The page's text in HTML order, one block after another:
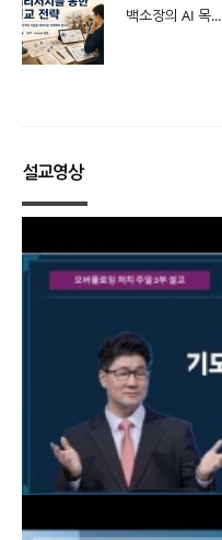
백소장의 AI 목...
설교영상